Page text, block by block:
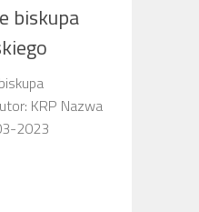
biskupa
KRP Nazwa
07-03-2023